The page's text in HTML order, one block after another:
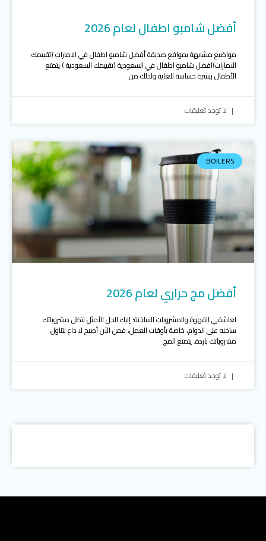
أفضل شامبو اطفال لعام 2026
مواضيع مشابهة بمواقع صديقة أفضل شامبو اطفال في الامارات (تقييمك
الامارات)افضل شامبو اطفال في السعودية (تقييمك السعودية ) يتمتع
الأطفال ببشرة حساسة للغاية ولذلك من
لا توجد تعليقات
BOILERS
أفضل مج حراري لعام 2026
لعاشقي القهوة والمشروبات الساخنة؛ إليك الحل الأمثل لتظل مشروباتك
ساخنه على الدوام، خاصة بأوقات العمل، فمن الآن أصبح لا داع لتناول
مشروباتك باردة. يتمتع المج
لا توجد تعليقات